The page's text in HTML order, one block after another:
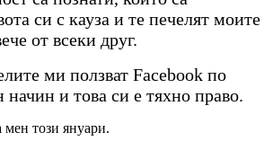
си с кауза и те печелят моите
от всеки друг.
ми ползват Facebook по
начин и това си е тяхно право.
този януари.